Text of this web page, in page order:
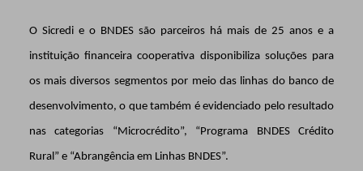
O Sicredi e o BNDES são parceiros há mais de 25 anos e a
instituição financeira cooperativa disponibiliza soluções para
os mais diversos segmentos por meio das linhas do banco de
desenvolvimento, o que também é evidenciado pelo resultado
nas categorias “Microcrédito”, “Programa BNDES Crédito
Rural” e “Abrangência em Linhas BNDES”.